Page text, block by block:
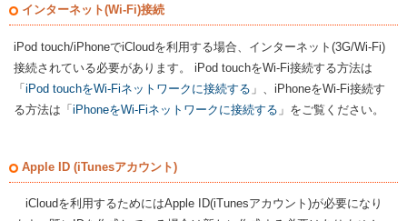
インターネット(Wi-Fi)接続
iPod touch/iPhoneでiCloudを利用する場合、インターネット(3G/Wi-Fi)
接続されている必要があります。 iPod touchをWi-Fi接続する方法は
「iPod touchをWi-Fiネットワークに接続する 」、iPhoneをWi-Fi接続す
る方法は「iPhoneをWi-Fiネットワークに接続する 」をご覧ください。
Apple ID (iTunesアカウント)
iCloudを利用するためにはApple ID(iTunesアカウント)が必要になり